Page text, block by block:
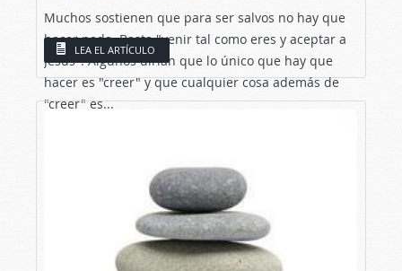
Muchos sostienen que para ser salvos no hay que
hacer nada. Basta "venir tal como eres y aceptar a
Jesús". Algunos dirían que lo único que hay que
hacer es "creer" y que cualquier cosa además de
"creer" es...
LEA EL ARTÍCULO